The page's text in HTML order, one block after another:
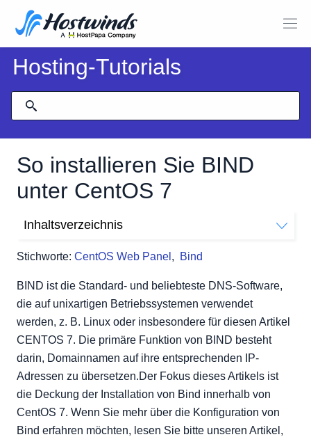
Hosting-Tutorials
So installieren Sie BIND
unter CentOS 7
Stichworte: CentOS Web Panel , Bind
Inhaltsverzeichnis
BIND ist die Standard- und beliebteste DNS-Software,
die auf unixartigen Betriebssystemen verwendet
werden, z. B. Linux oder insbesondere für diesen Artikel
CENTOS 7. Die primäre Funktion von BIND besteht
darin, Domainnamen auf ihre entsprechenden IP-
Adressen zu übersetzen.Der Fokus dieses Artikels ist
die Deckung der Installation von Bind innerhalb von
CentOS 7. Wenn Sie mehr über die Konfiguration von
Bind erfahren möchten, lesen Sie bitte unseren Artikel,